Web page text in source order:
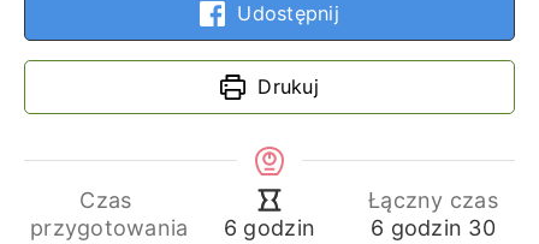
Udostępnij
Drukuj
Czas
przygotowania
6 godziny
godzin
Łączny czas
6 godziny
godzin 30